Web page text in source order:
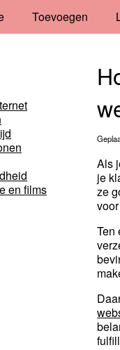
Toevoegen
Als
je
ze
Ten
en films